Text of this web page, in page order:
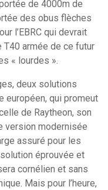
de 4000m de
des obus flèches
l’EBRC qui devrait
T40 armée de ce futur
« lourdes ».
deux solutions
européen, qui promeut
de Raytheon, son
version modernisée
assuré pour les
solution éprouvée et
cornélien et sans
Mais pour l’heure,